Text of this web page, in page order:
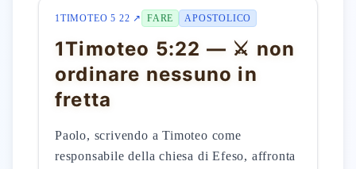
1TIMOTEO 5 22 ↗ FARE APOSTOLICO
1Timoteo 5:22 — ⚔️ non
ordinare nessuno in
fretta
Paolo, scrivendo a Timoteo come
responsabile della chiesa di Efeso, affronta